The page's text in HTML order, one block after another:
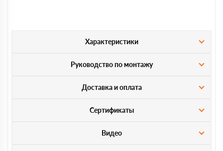
Характеристики
Руководство по монтажу
Доставка и оплата
Сертификаты
Видео